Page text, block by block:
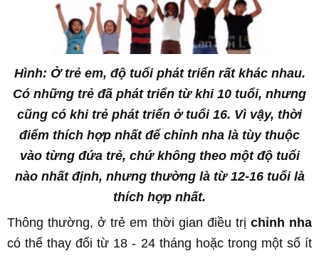
Hình: Ở trẻ em, độ tuổi phát triển rất khác nhau.
Có những trẻ đã phát triển từ khi 10 tuổi, nhưng
cũng có khi trẻ phát triển ở tuổi 16. Vì vậy, thời
điểm thích hợp nhất để chỉnh nha là tùy thuộc
vào từng đứa trẻ, chứ không theo một độ tuổi
nào nhất định, nhưng thường là từ 12-16 tuổi là
thích hợp nhất.
Thông thường, ở trẻ em thời gian điều trị chỉnh nha
có thể thay đổi từ 18 - 24 tháng hoặc trong một số ít